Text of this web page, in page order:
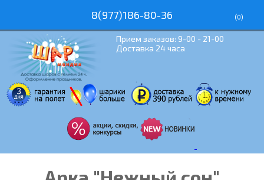
8(977)186-80-36 (0)
Прием заказов: 9-00 - 21-00
Доставка 24 часа